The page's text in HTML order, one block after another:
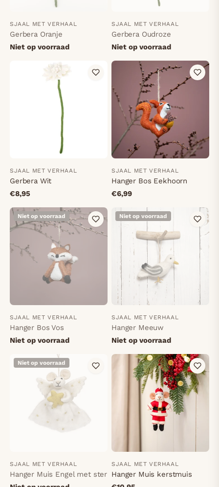
SJAAL MET VERHAAL
Gerbera Oranje
Niet op voorraad
SJAAL MET VERHAAL
Gerbera Oudroze
Niet op voorraad
SJAAL MET VERHAAL
Gerbera Wit
€8,95
SJAAL MET VERHAAL
Hanger Bos Eekhoorn
€6,99
Niet op voorraad
SJAAL MET VERHAAL
Hanger Bos Vos
Niet op voorraad
Niet op voorraad
SJAAL MET VERHAAL
Hanger Meeuw
Niet op voorraad
Niet op voorraad
SJAAL MET VERHAAL
Hanger Muis Engel met ster
SJAAL MET VERHAAL
Hanger Muis kerstmuis